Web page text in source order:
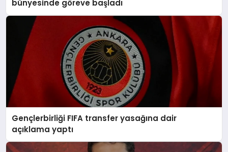
bünyesinde göreve başladı
Gençlerbirliği FIFA transfer yasağına dair
açıklama yaptı